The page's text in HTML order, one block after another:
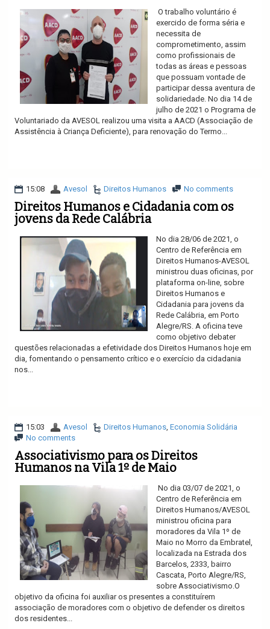
O trabalho voluntário é
exercido de forma séria e
necessita de
comprometimento, assim
como profissionais de
todas as áreas e pessoas
que possuam vontade de
participar dessa aventura de
solidariedade. No dia 14 de
julho de 2021 o Programa de
Voluntariado da AVESOL realizou uma visita a AACD (Associação de
Assistência à Criança Deficiente), para renovação do Termo...
15:08 Avesol Direitos Humanos No comments
Direitos Humanos e Cidadania com os
jovens da Rede Calábria
No dia 28/06 de 2021, o
Centro de Referência em
Direitos Humanos-AVESOL
ministrou duas oficinas, por
plataforma on-line, sobre
Direitos Humanos e
Cidadania para jovens da
Rede Calábria, em Porto
Alegre/RS. A oficina teve
como objetivo debater
questões relacionadas a efetividade dos Direitos Humanos hoje em
dia, fomentando o pensamento crítico e o exercício da cidadania
nos...
15:03 Avesol Direitos Humanos Economia Solidária
No comments
Associativismo para os Direitos
Humanos na Vila 1º de Maio
No dia 03/07 de 2021, o
Centro de Referência em
Direitos Humanos/AVESOL
ministrou oficina para
moradores da Vila 1º de
Maio no Morro da Embratel,
localizada na Estrada dos
Barcelos, 2333, bairro
Cascata, Porto Alegre/RS,
sobre Associativismo.O
objetivo da oficina foi auxiliar os presentes a constituírem
associação de moradores com o objetivo de defender os direitos
dos residentes...